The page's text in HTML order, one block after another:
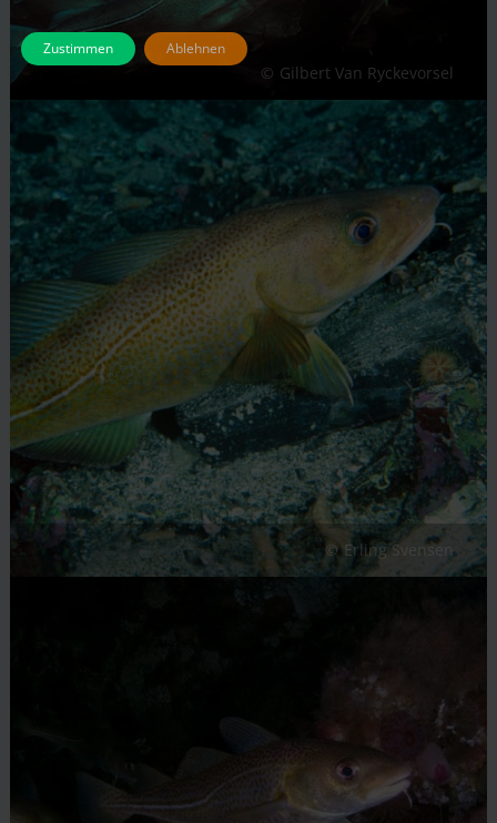
Gilbert Van Ryckevorsel
Erling Svensen
Zustimmen Ablehnen